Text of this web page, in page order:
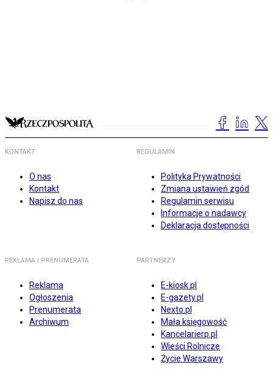
KONTAKT
O nas
Kontakt
Napisz do nas
REGULAMIN
Polityka Prywatności
Zmiana ustawień zgód
Regulamin serwisu
Informacje o nadawcy
Deklaracja dostępności
REKLAMA I PRENUMERATA
Reklama
Ogłoszenia
Prenumerata
Archiwum
PARTNERZY
E-kiosk.pl
E-gazety.pl
Nexto.pl
Mała księgowość
Kancelarierp.pl
Wieści Rolnicze
Życie Warszawy